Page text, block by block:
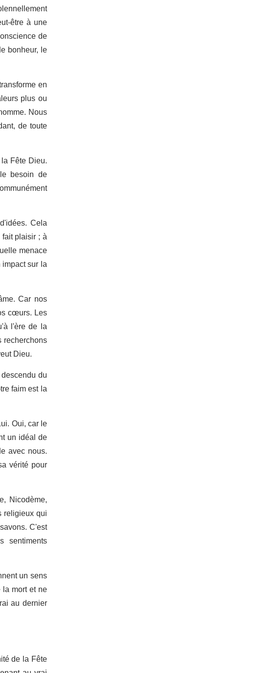
être à une
de
bonheur, le
en
plus ou
Nous
de toute
Fête Dieu.
besoin de
Cela
plaisir ; à
menace
sur la
Car nos
cœurs. Les
l'ère de la
Dieu.
du
faim est la
Oui, car le
un idéal de
avec nous.
vérité pour
Nicodème,
religieux qui
C'est
sentiments
un sens
mort et ne
au dernier
de la Fête